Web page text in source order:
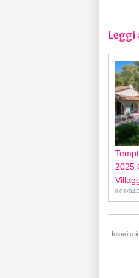
Leggi
2025
il 01/
Inserito